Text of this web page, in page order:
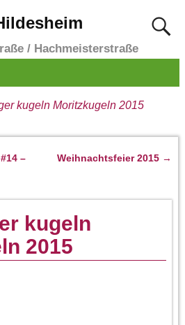
/ Hachmeisterstraße
kugeln Moritzkugeln 2015
–
Weihnachtsfeier 2015 →
kugeln
2015